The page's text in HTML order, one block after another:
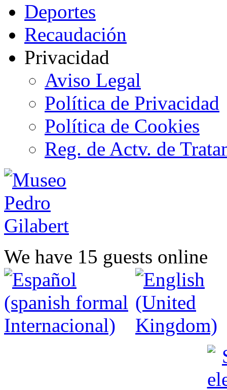
Deportes
Recaudación
Privacidad
Aviso Legal
Política de Privacidad
Política de Cookies
Reg. de Actv. de
We have 15 guests online